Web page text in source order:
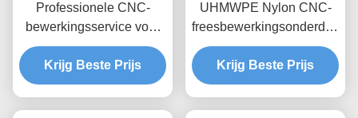
Professionele CNC-
bewerkingsservice voor
hoogprecisie Nylon POM
Peek UHMWPE-
onderdelen
Krijg Beste Prijs
UHMWPE Nylon CNC-
freesbewerkingsonderdelen
met aangepaste
kleurkeuze
Krijg Beste Prijs